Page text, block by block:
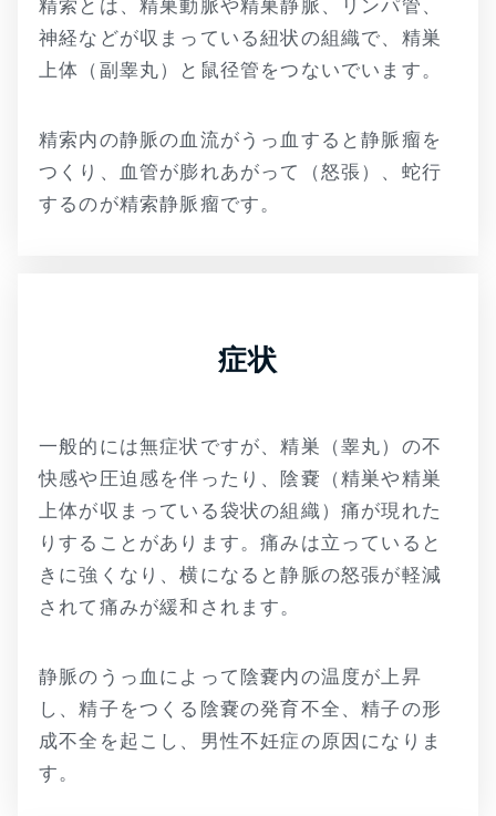
精索とは、精巣動脈や精巣静脈、リンパ管、
神経などが収まっている紐状の組織で、精巣
上体（副睾丸）と鼠径管をつないでいます。
精索内の静脈の血流がうっ血すると静脈瘤を
つくり、血管が膨れあがって（怒張）、蛇行
するのが精索静脈瘤です。
症状
一般的には無症状ですが、精巣（睾丸）の不
快感や圧迫感を伴ったり、陰嚢（精巣や精巣
上体が収まっている袋状の組織）痛が現れた
りすることがあります。痛みは立っていると
きに強くなり、横になると静脈の怒張が軽減
されて痛みが緩和されます。
静脈のうっ血によって陰嚢内の温度が上昇
し、精子をつくる陰嚢の発育不全、精子の形
成不全を起こし、男性不妊症の原因になりま
す。